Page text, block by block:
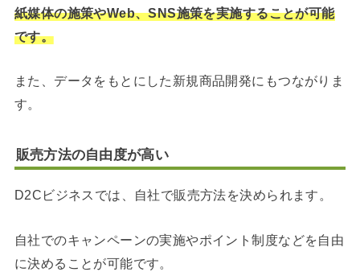
紙媒体の施策やWeb、SNS施策を実施することが可能
です。
また、データをもとにした新規商品開発にもつながりま
す。
販売方法の自由度が高い
D2Cビジネスでは、自社で販売方法を決められます。
自社でのキャンペーンの実施やポイント制度などを自由
に決めることが可能です。